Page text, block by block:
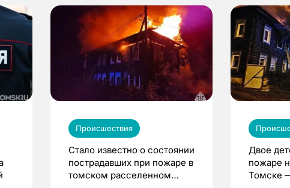
Происшествия
Стало известно о состоянии
пострадавших при пожаре в
томском расселенном
Двое
пожаре
Томске